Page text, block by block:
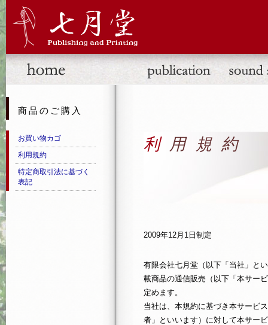
利用規約
2009年12月1日制定
有限会社七月堂（以下「当社」と
載商品の通信販売（以下「本サー
定めます。
当社は、本規約に基づき本サービ
者」といいます）に対して本サー
商品のご購入
お買い物カゴ
利用規約
特定商取引法に基づく
表記